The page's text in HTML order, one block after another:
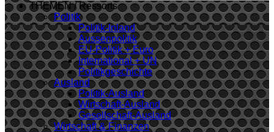
THEMEN / Ressorts
Politik
Politik-Inland
Aussenpolitik
EU-Politik + Euro
International + UN
Politikgeschichte
Ausland
Politik-Ausland
Wirtschaft-Ausland
Gesellschaft-Ausland
Wirtschaft & Finanzen